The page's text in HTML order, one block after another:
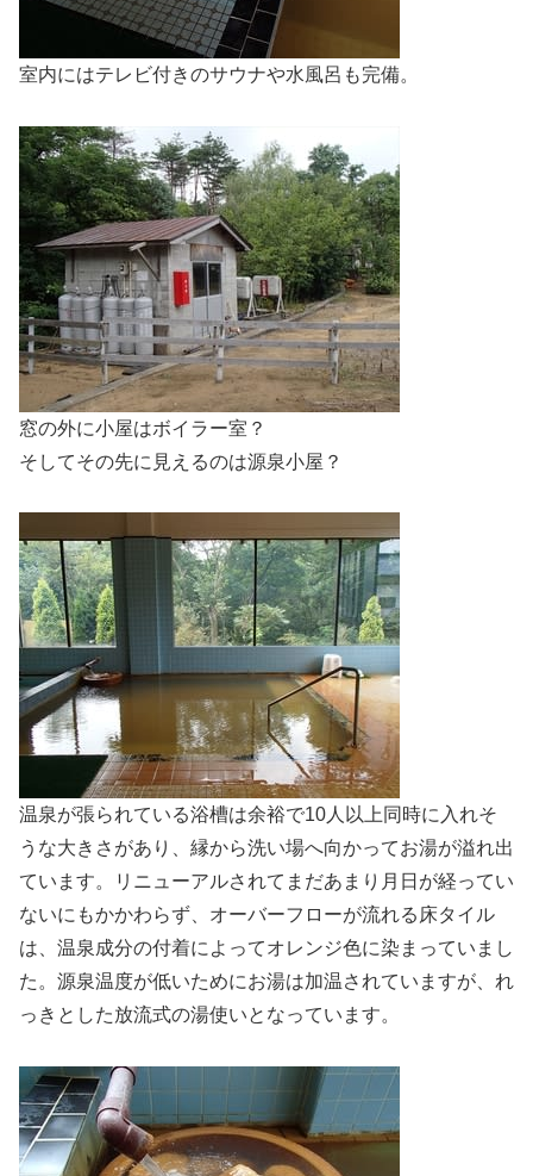
室内にはテレビ付きのサウナや水風呂も完備。
窓の外に小屋はボイラー室？
そしてその先に見えるのは源泉小屋？
温泉が張られている浴槽は余裕で10人以上同時に入れそ
うな大きさがあり、縁から洗い場へ向かってお湯が溢れ出
ています。リニューアルされてまだあまり月日が経ってい
ないにもかかわらず、オーバーフローが流れる床タイル
は、温泉成分の付着によってオレンジ色に染まっていまし
た。源泉温度が低いためにお湯は加温されていますが、れ
っきとした放流式の湯使いとなっています。